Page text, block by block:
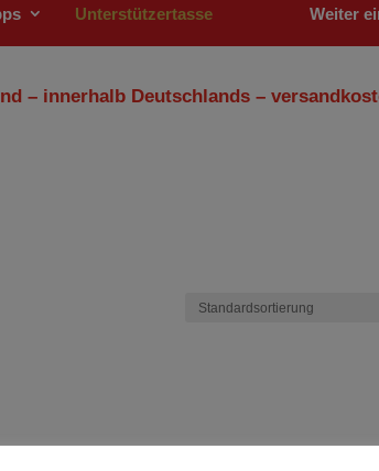
Unterstützertasse Weiter
– innerhalb Deutschlands –